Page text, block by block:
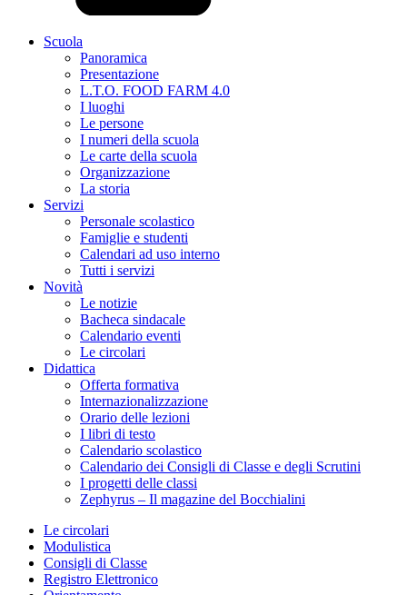
Scuola
Panoramica
Presentazione
L.T.O. FOOD FARM 4.0
I luoghi
Le persone
I numeri della scuola
Le carte della scuola
Organizzazione
La storia
Servizi
Personale scolastico
Famiglie e studenti
Calendari ad uso interno
Tutti i servizi
Novità
Le notizie
Bacheca sindacale
Calendario eventi
Le circolari
Didattica
Offerta formativa
Internazionalizzazione
Orario delle lezioni
I libri di testo
Calendario scolastico
Calendario dei Consigli di Classe e degli Scrutini
I progetti delle classi
Zephyrus – Il magazine del Bocchialini
Le circolari
Modulistica
Consigli di Classe
Registro Elettronico